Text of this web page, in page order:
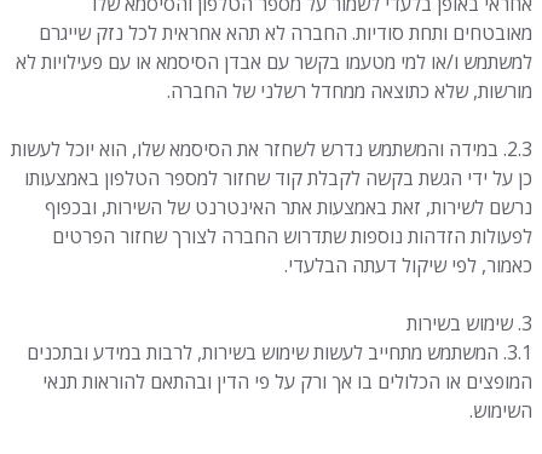
מאובטחים ותחת סודיות. החברה לא תהא אחראית לכל נזק שייגרם
למשתמש ו/או למי מטעמו בקשר עם אבדן הסיסמא או עם פעילויות לא
מורשות, שלא כתוצאה ממחדל רשלני של החברה.
2.3. במידה והמשתמש נדרש לשחזר את הסיסמא שלו, הוא יוכל לעשות
כן על ידי הגשת בקשה לקבלת קוד שחזור למספר הטלפון באמצעותו
נרשם לשירות, זאת באמצעות אתר האינטרנט של השירות, ובכפוף
לפעולות הזדהות נוספות שתדרוש החברה לצורך שחזור הפרטים
כאמור, לפי שיקול דעתה הבלעדי.
3. שימוש בשירות
3.1. המשתמש מתחייב לעשות שימוש בשירות, לרבות במידע ובתכנים
המופצים או הכלולים בו אך ורק על פי הדין ובהתאם להוראות תנאי
השימוש.